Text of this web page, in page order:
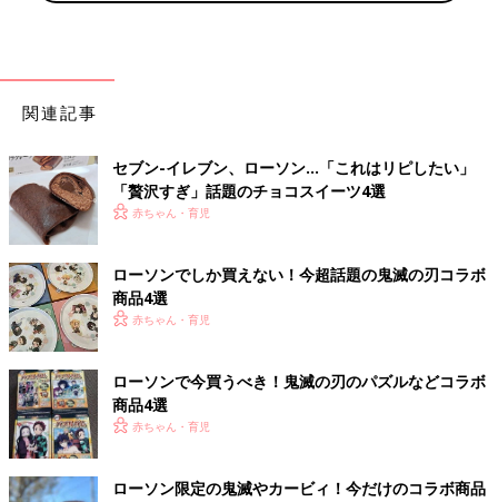
関連記事
セブン-イレブン、ローソン…「これはリピしたい」
「贅沢すぎ」話題のチョコスイーツ4選
赤ちゃん・育児
ローソンでしか買えない！今超話題の鬼滅の刃コラボ
商品4選
赤ちゃん・育児
ローソンで今買うべき！鬼滅の刃のパズルなどコラボ
商品4選
赤ちゃん・育児
ローソン限定の鬼滅やカービィ！今だけのコラボ商品